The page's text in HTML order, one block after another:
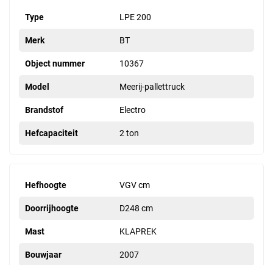
Type LPE 200
Merk BT
Object nummer 10367
Model Meerij-pallettruck
Brandstof Electro
Hefcapaciteit 2 ton
Hefhoogte VGV cm
Doorrijhoogte D248 cm
Mast KLAPREK
Bouwjaar 2007